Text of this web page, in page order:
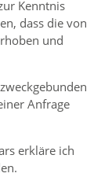
Kenntnis
dass die von
und
Anfrage
erkläre ich